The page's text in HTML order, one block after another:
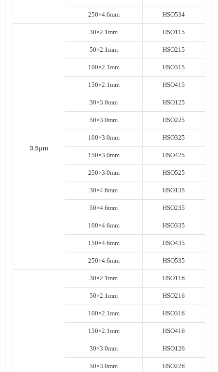
250×4.6mm HSO534
3.5μm
30×2.1mm HSO115
50×2.1mm HSO215
100×2.1mm HSO315
150×2.1mm HSO415
30×3.0mm HSO125
50×3.0mm HSO225
100×3.0mm HSO325
150×3.0mm HSO425
250×3.0mm HSO525
30×4.6mm HSO135
50×4.6mm HSO235
100×4.6mm HSO335
150×4.6mm HSO435
250×4.6mm HSO535
30×2.1mm HSO116
50×2.1mm HSO216
100×2.1mm HSO316
150×2.1mm HSO416
30×3.0mm HSO126
50×3.0mm HSO226